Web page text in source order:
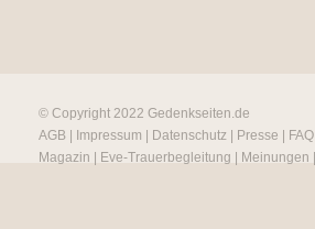
© Copyright 2022 Gedenkseiten.de
AGB
Impressum Datenschutz Presse
FAQ
Magazin
Eve-Trauerbegleitung Meinungen